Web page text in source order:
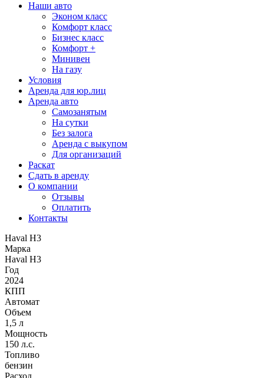
Наши авто
Эконом класс
Комфорт класс
Бизнес класс
Комфорт +
Минивен
На газу
Условия
Аренда для юр.лиц
Аренда авто
Самозанятым
На сутки
Без залога
Аренда с выкупом
Для организаций
Раскат
Сдать в аренду
О компании
Отзывы
Оплатить
Контакты
Haval H3
Марка
Haval H3
Год
2024
КПП
Автомат
Объем
1,5 л
Мощность
150 л.с.
Топливо
бензин
Расход